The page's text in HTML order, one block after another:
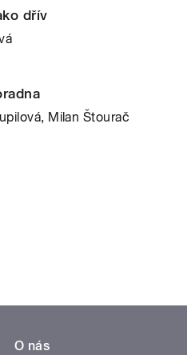
dřív
Milan Štourač
O nás